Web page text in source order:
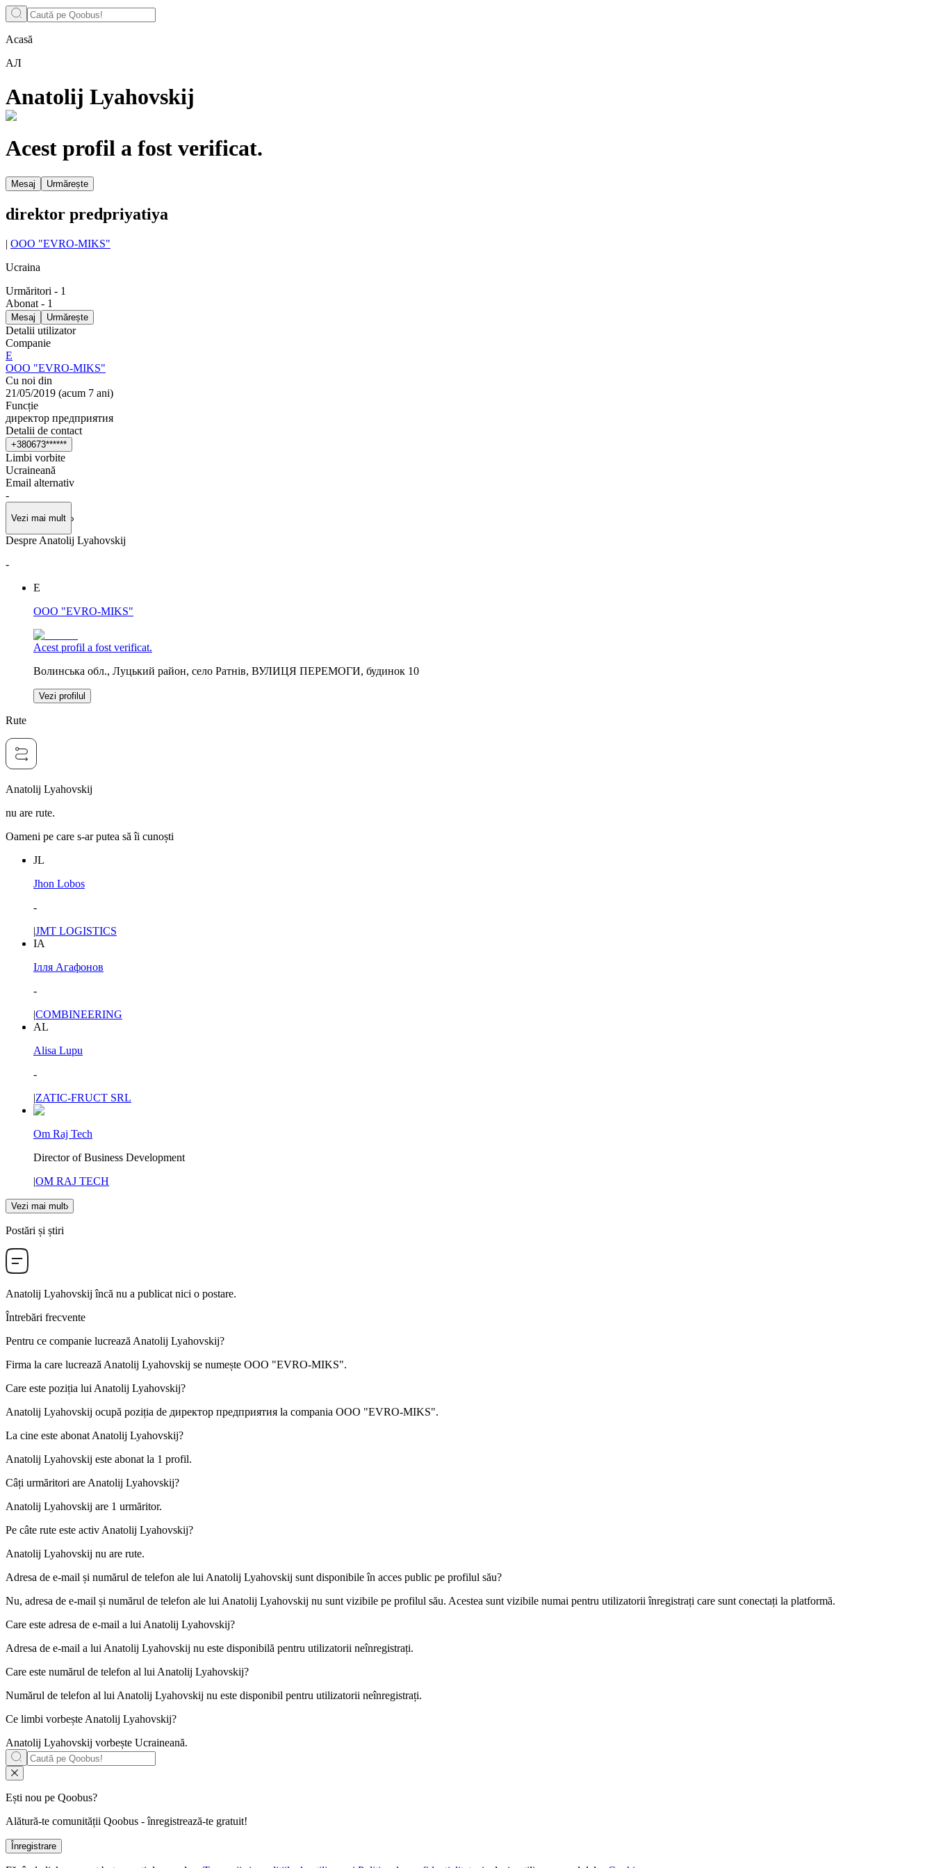
Acasă
АЛ
Anatolij Lyahovskij
Acest profil a fost verificat.
Mesaj Urmărește
direktor predpriyatiya
| OOO "EVRO-MIKS"
Ucraina
Urmăritori - 1
Abonat - 1
Mesaj Urmărește
Detalii utilizator
Companie
Е
OOO "EVRO-MIKS"
Cu noi din
21/05/2019 (acum 7 ani)
Funcție
директор предприятия
Detalii de contact
+380673******
Limbi vorbite
Ucraineană
Email alternativ
-
Vezi mai mult
Despre Anatolij Lyahovskij
-
Е
OOO "EVRO-MIKS"
Acest profil a fost verificat.
Волинська обл., Луцький район, село Ратнів, ВУЛИЦЯ ПЕРЕМОГИ, будинок 10
Vezi profilul
Rute
Anatolij Lyahovskij
nu are rute.
Oameni pe care s-ar putea să îi cunoști
JL
Jhon Lobos
-
|JMT LOGISTICS
ІА
Ілля Агафонов
-
|COMBINEERING
AL
Alisa Lupu
-
|ZATIC-FRUCT SRL
Om Raj Tech
Director of Business Development
|OM RAJ TECH
Vezi mai mult
Postări și știri
Anatolij Lyahovskij încă nu a publicat nici o postare.
Întrebări frecvente
Pentru ce companie lucrează Anatolij Lyahovskij?
Firma la care lucrează Anatolij Lyahovskij se numește OOO "EVRO-MIKS".
Care este poziția lui Anatolij Lyahovskij?
Anatolij Lyahovskij ocupă poziția de директор предприятия la compania OOO "EVRO-MIKS".
La cine este abonat Anatolij Lyahovskij?
Anatolij Lyahovskij este abonat la 1 profil.
Câți urmăritori are Anatolij Lyahovskij?
Anatolij Lyahovskij are 1 urmăritor.
Pe câte rute este activ Anatolij Lyahovskij?
Anatolij Lyahovskij nu are rute.
Adresa de e-mail și numărul de telefon ale lui Anatolij Lyahovskij sunt disponibile în acces public pe profilul său?
Nu, adresa de e-mail și numărul de telefon ale lui Anatolij Lyahovskij nu sunt vizibile pe profilul său. Acestea sunt vizibile numai pentru utilizatorii înregistrați care sunt conectați la platformă.
Care este adresa de e-mail a lui Anatolij Lyahovskij?
Adresa de e-mail a lui Anatolij Lyahovskij nu este disponibilă pentru utilizatorii neînregistrați.
Care este numărul de telefon al lui Anatolij Lyahovskij?
Numărul de telefon al lui Anatolij Lyahovskij nu este disponibil pentru utilizatorii neînregistrați.
Ce limbi vorbește Anatolij Lyahovskij?
Anatolij Lyahovskij vorbește Ucraineană.
Ești nou pe Qoobus?
Alătură-te comunității Qoobus - înregistrează-te gratuit!
Înregistrare